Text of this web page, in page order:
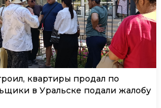
квартиры продал по
в Уральске подали жалобу